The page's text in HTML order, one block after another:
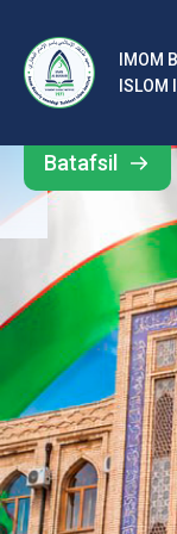
IMOM
ISLOM
b
al
ar
o‘
rt
a
si
d
Barcha
yangiliklar
Batafsil